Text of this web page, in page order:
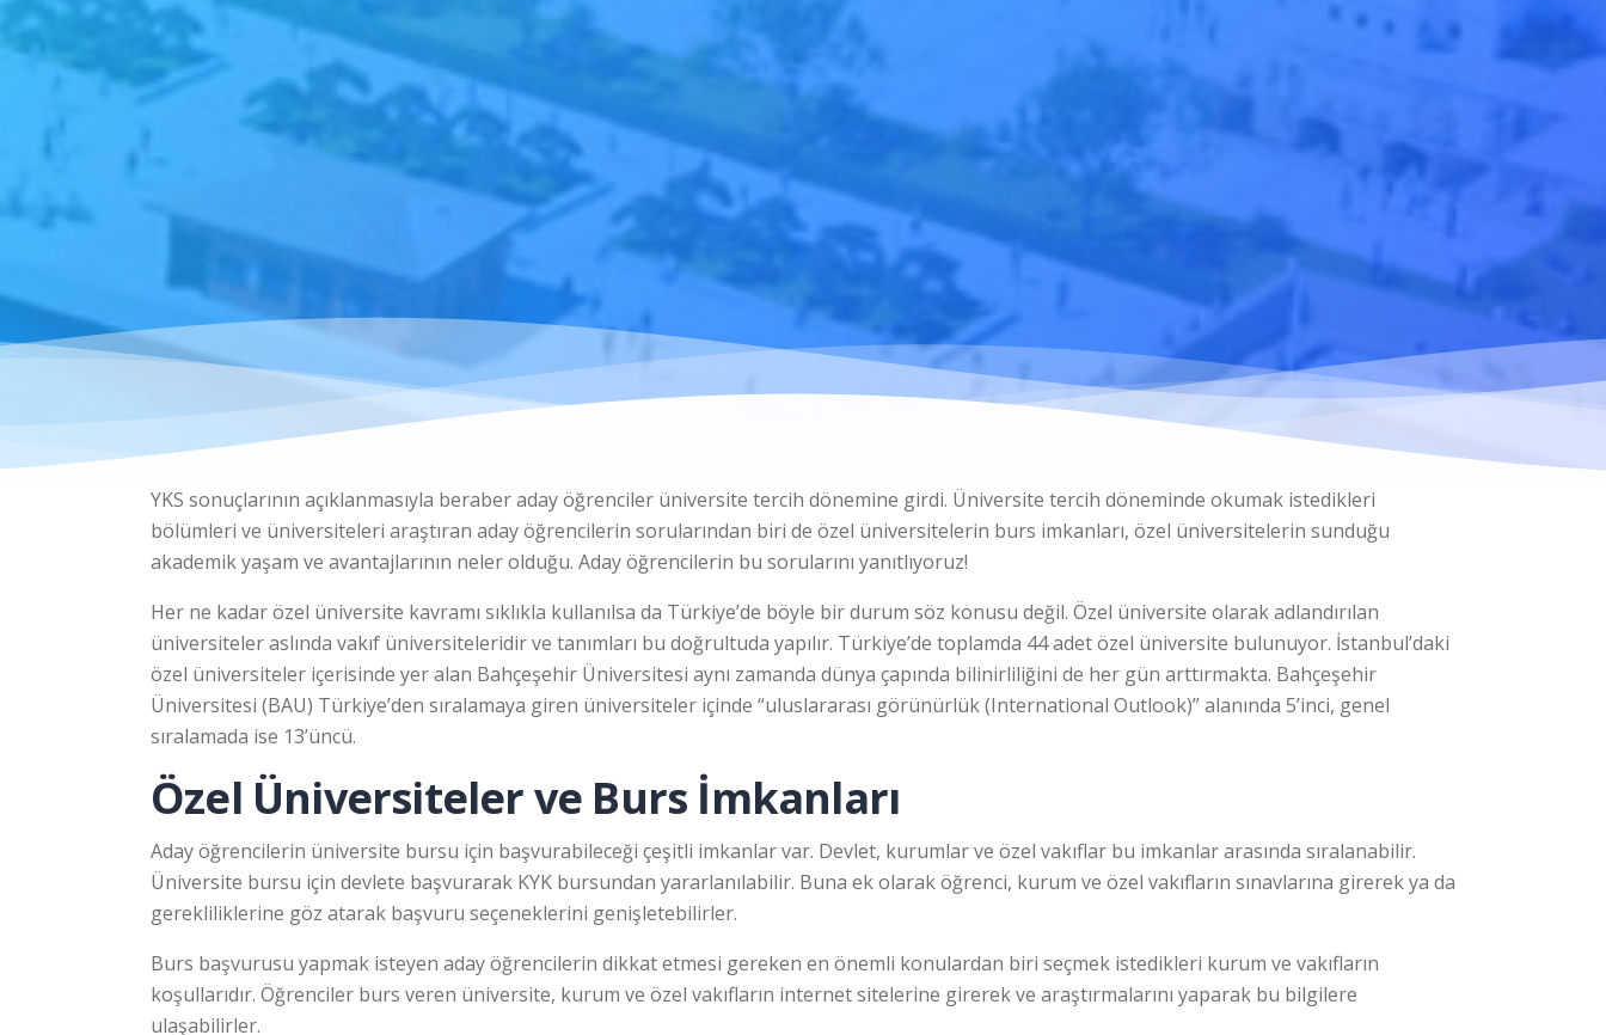
YKS sonuçlarının açıklanmasıyla beraber aday öğrenciler üniversite tercih dönemine girdi. Üniversite tercih döneminde okumak istedikleri
bölümleri ve üniversiteleri araştıran aday öğrencilerin sorularından biri de özel üniversitelerin burs imkanları, özel üniversitelerin sunduğu
akademik yaşam ve avantajlarının neler olduğu. Aday öğrencilerin bu sorularını yanıtlıyoruz!
Her ne kadar özel üniversite kavramı sıklıkla kullanılsa da Türkiye’de böyle bir durum söz konusu değil. Özel üniversite olarak adlandırılan
üniversiteler aslında vakıf üniversiteleridir ve tanımları bu doğrultuda yapılır. Türkiye’de toplamda 44 adet özel üniversite bulunuyor. İstanbul’daki
özel üniversiteler içerisinde yer alan Bahçeşehir Üniversitesi aynı zamanda dünya çapında bilinirliliğini de her gün arttırmakta. Bahçeşehir
Üniversitesi (BAU) Türkiye’den sıralamaya giren üniversiteler içinde “uluslararası görünürlük (International Outlook)” alanında 5’inci, genel
sıralamada ise 13’üncü.
Özel Üniversiteler ve Burs İmkanları
Aday öğrencilerin üniversite bursu için başvurabileceği çeşitli imkanlar var. Devlet, kurumlar ve özel vakıflar bu imkanlar arasında sıralanabilir.
Üniversite bursu için devlete başvurarak KYK bursundan yararlanılabilir. Buna ek olarak öğrenci, kurum ve özel vakıfların sınavlarına girerek ya da
gerekliliklerine göz atarak başvuru seçeneklerini genişletebilirler.
Burs başvurusu yapmak isteyen aday öğrencilerin dikkat etmesi gereken en önemli konulardan biri seçmek istedikleri kurum ve vakıfların
koşullarıdır. Öğrenciler burs veren üniversite, kurum ve özel vakıfların internet sitelerine girerek ve araştırmalarını yaparak bu bilgilere
ulaşabilirler.